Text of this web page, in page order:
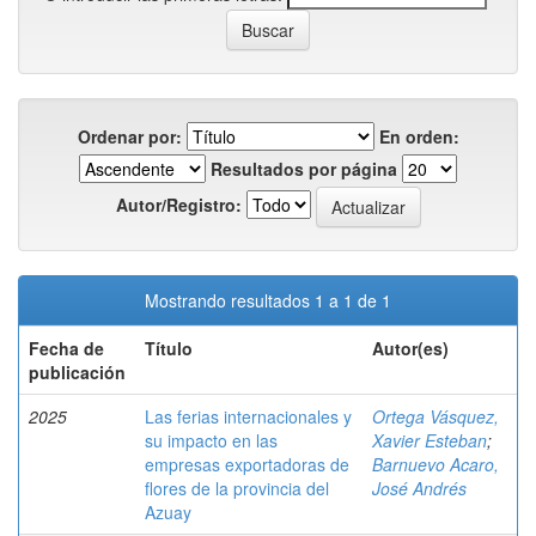
Ordenar por:
En orden:
Resultados por página
Autor/Registro:
Mostrando resultados 1 a 1 de 1
Fecha de
publicación
Título Autor(es)
2025
Las ferias internacionales y
su impacto en las
empresas exportadoras de
flores de la provincia del
Azuay
Ortega Vásquez,
Xavier Esteban;
Barnuevo Acaro,
José Andrés